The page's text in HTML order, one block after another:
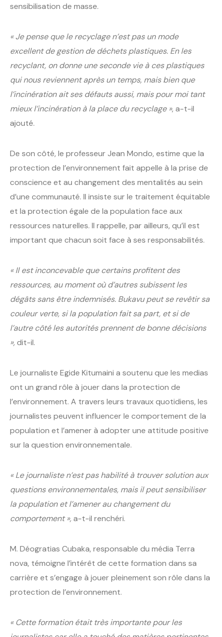
sensibilisation de masse.
« Je pense que le recyclage n’est pas un mode
excellent de gestion de déchets plastiques. En les
recyclant, on donne une seconde vie à ces plastiques
qui nous reviennent après un temps, mais bien que
l’incinération ait ses défauts aussi, mais pour moi tant
mieux l’incinération à la place du recyclage », a-t-il
ajouté.
De son côté, le professeur Jean Mondo, estime que la
protection de l’environnement fait appelle à la prise de
conscience et au changement des mentalités au sein
d’une communauté. Il insiste sur le traitement équitable
et la protection égale de la population face aux
ressources naturelles. Il rappelle, par ailleurs, qu’il est
important que chacun soit face à ses responsabilités.
« Il est inconcevable que certains profitent des
ressources, au moment où d’autres subissent les
dégâts sans être indemnisés. Bukavu peut se revêtir sa
couleur verte, si la population fait sa part, et si de
l’autre côté les autorités prennent de bonne décisions
»,dit-il.
Le journaliste Egide Kitumaini a soutenu que les medias
ont un grand rôle à jouer dans la protection de
l’environnement. A travers leurs travaux quotidiens, les
journalistes peuvent influencer le comportement de la
population et l’amener à adopter une attitude positive
sur la question environnementale.
« Le journaliste n’est pas habilité à trouver solution aux
questions environnementales, mais il peut sensibiliser
la population et l’amener au changement du
comportement »,a-t-il renchéri.
M. Déogratias Cubaka, responsable du média Terra
nova, témoigne l’intérêt de cette formation dans sa
carrière et s’engage à jouer pleinement son rôle dans la
protection de l’environnement.
« Cette formation était très importante pour les